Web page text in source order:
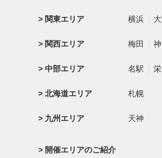
関東エリア 横浜
関西エリア 梅田
中部エリア 名駅 栄
北海道エリア 札幌
九州エリア 天神
開催エリアのご紹介